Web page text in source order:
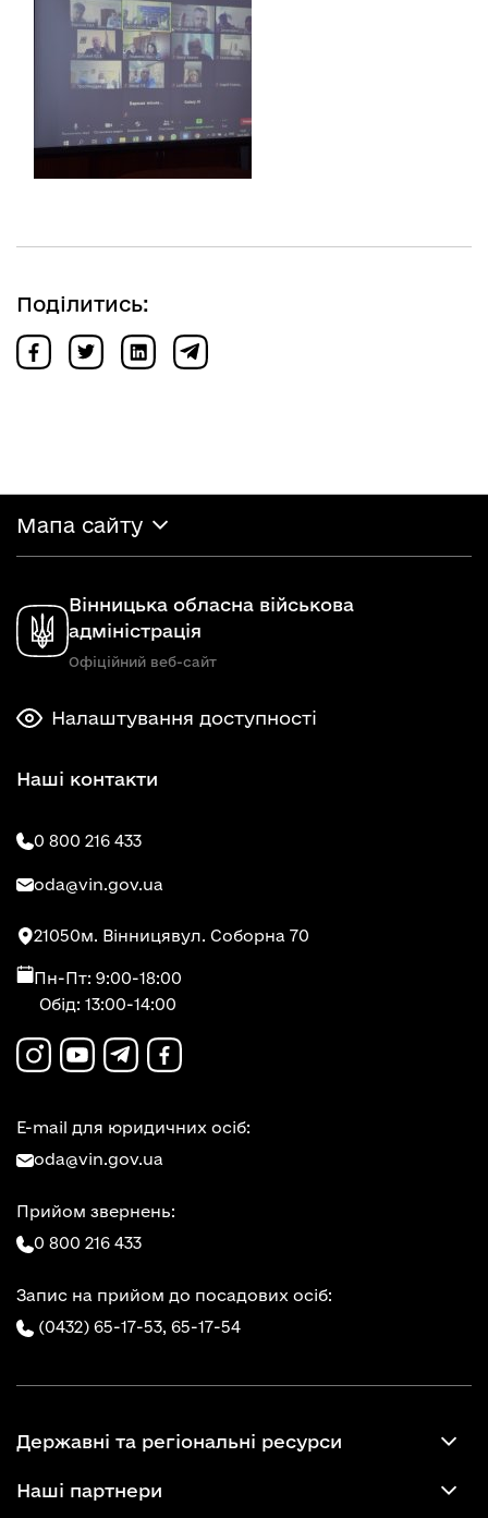
Поділитись:
Мапа сайту
Вінницька обласна військова
адміністрація
Офіційний веб-сайт
Налаштування доступності
Наші контакти
0 800 216 433
oda@vin.gov.ua
21050м. Вінницявул. Соборна 70
Пн-Пт: 9:00-18:00
Обід: 13:00-14:00
E-mail для юридичних осіб:
oda@vin.gov.ua
Прийом звернень:
0 800 216 433
Запис на прийом до посадових осіб:
(0432) 65-17-53, 65-17-54
Державні та регіональні ресурси
Наші партнери